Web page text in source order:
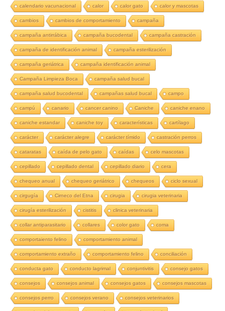
calendario vacunacional calor calor gato calor y mascotas
cambios cambios de comportamiento campaña
campaña antirrábica campaña bucodental campaña castración
campaña de identificación animal campaña esterilización
campaña geriátrica campaña identificación animal
Campaña Limpieza Boca campaña salud bucal
campaña salud bucodental campañas salud bucal campo
campú canario cancer canino Caniche caniche enano
caniche estandar caniche toy características cartílago
carácter carácter alegre carácter tímido castración perros
cataratas caída de pelo gato caídas celo mascotas
cepillado cepillado dental cepillado diario cera
chequeo anual chequeo geriátrico chequeos ciclo sexual
cirgugía Cirneco del Etna cirugia cirugia veterinaria
cirugía esterilización cistitis clinica veterinaria
collar antiparasitario collares color gato coma
comportaiento felino comportamiento animal
comportamiento extraño comportamiento felino conciliación
conducta gato conducto lagrimal conjuntivitis consejo gatos
consejos consejos animal consejos gatos consejos mascotas
consejos perro consejos verano consejos veterinarios